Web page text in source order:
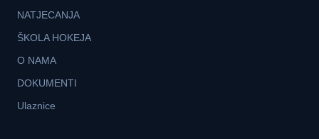
NATJECANJA
ŠKOLA HOKEJA
O NAMA
DOKUMENTI
Ulaznice